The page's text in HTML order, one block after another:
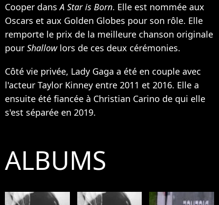
Cooper dansA Star is Born. Elle est nommée aux
Oscars et aux Golden Globes pour son rôle. Elle
remporte le prix de la meilleure chanson originale
pour Shallowlors de ces deux cérémonies.
Côté vie privée, Lady Gaga a été en couple avec
l'acteur Taylor Kinney entre 2011 et 2016. Elle a
ensuite été fiancée à Christian Carino de qui elle
s'est séparée en 2019.
ALBUMS